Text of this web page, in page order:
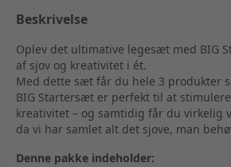
Beskrivelse
Oplev det ultimative legesæt med BIG
af sjov og kreativitet i ét.
Med dette sæt får du hele 3 produkter
BIG Startersæt er perfekt til at
kreativitet – og samtidig får du virkelig
da vi har samlet alt det sjove, man
Denne pakke indeholder: